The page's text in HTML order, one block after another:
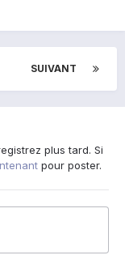
SUIVANT
plus tard. Si
pour poster.